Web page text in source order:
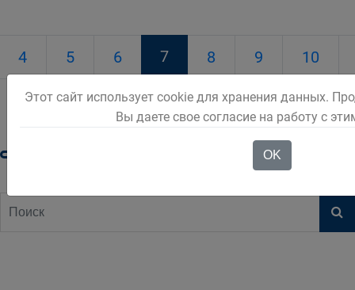
4 5 6 7 8 9 10
Этот сайт использует cookie для хранения данных.
Вы даете свое согласие на работу с
OK